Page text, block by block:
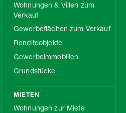
Wohnungen & Villen zum
Verkauf
Gewerbeflächen zum Verkauf
Renditeobjekte
Gewerbeimmobilien
Grundstücke
MIETEN
Wohnungen zur Miete